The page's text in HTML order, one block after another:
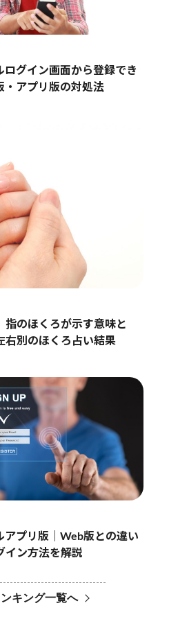
ログイン画面から登録でき
・アプリ版の対処法
指のほくろが示す意味と
右別のほくろ占い結果
アプリ版｜Web版との違い
イン方法を解説
キング一覧へ